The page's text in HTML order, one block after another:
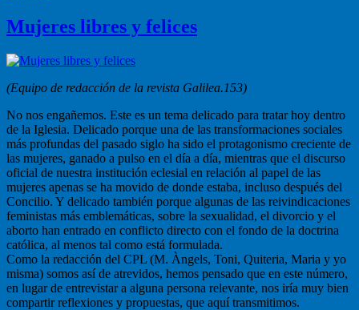
Mujeres libres y felices
(Equipo de redacción de la revista Galilea.153)
No nos engañemos. Este es un tema delicado para tratar hoy dentro
de la Iglesia. Delicado porque una de las transformaciones sociales
más profundas del pasado siglo ha sido el protagonismo creciente de
las mujeres, ganado a pulso en el día a día, mientras que el discurso
oficial de nuestra institución eclesial en relación al papel de las
mujeres apenas se ha movido de donde estaba, incluso después del
Concilio. Y delicado también porque algunas de las reivindicaciones
feministas más emblemáticas, sobre la sexualidad, el divorcio y el
aborto han entrado en conflicto directo con el fondo de la doctrina
católica, al menos tal como está formulada.
Como la redacción del CPL (M. Àngels, Toni, Quiteria, Maria y yo
misma) somos así de atrevidos, hemos pensado que en este número,
en lugar de entrevistar a alguna persona relevante, nos iría muy bien
compartir reflexiones y propuestas, que aquí transmitimos.